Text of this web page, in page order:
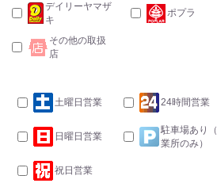
デイリーヤマザ
キ
ポプラ
その他の取扱
店
土曜日営業 24時間営業
日曜日営業
駐車場あり
業所のみ）
祝日営業